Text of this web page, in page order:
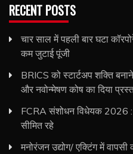
RECENT POSTS
चार साल में पहली बार घटा
कम जुटाई पूंजी
BRICS को स्टार्टअप शक्ति
और नवोन्मेषण कोष का दिया
FCRA संशोधन विधेयक 2026 :
सीमित रहे
मनोरंजन उद्योग/ एक्टिंग में